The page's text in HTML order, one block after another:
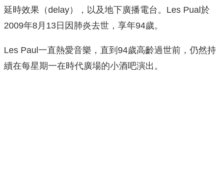
延時效果（delay），以及地下廣播電台。Les Pual於
2009年8月13日因肺炎去世，享年94歲。
Les Paul一直熱愛音樂，直到94歲高齡過世前，仍然持
續在每星期一在時代廣場的小酒吧演出。